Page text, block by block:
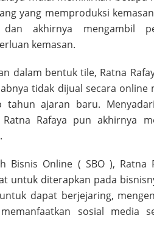
yang memproduksi
akhirnya mengambil
kemasan.
dalam bentuk tile, Ratna
tidak dijual secara online
tahun ajaran baru.
Rafaya pun akhirnya
Bisnis Online ( SBO ), Ratna
untuk diterapkan pada
dapat berjejaring,
sosial media